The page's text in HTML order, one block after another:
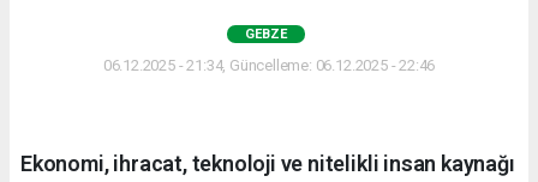
GEBZE
06.12.2025 - 21:34, Güncelleme: 06.12.2025 - 22:46
Ekonomi, ihracat, teknoloji ve nitelikli insan kaynağı